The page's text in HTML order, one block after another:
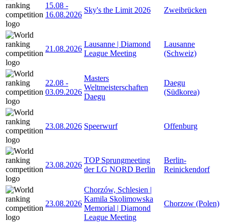
15.08 -
16.08.2026
Sky's the Limit 2026 Zweibrücken
21.08.2026
Lausanne | Diamond
League Meeting
Lausanne
(Schweiz)
22.08 -
03.09.2026
Masters
Weltmeisterschaften
Daegu
Daegu
(Südkorea)
23.08.2026 Speerwurf Offenburg
23.08.2026
TOP Sprungmeeting
der LG NORD Berlin
Berlin-
Reinickendorf
23.08.2026
Chorzów, Schlesien |
Kamila Skolimowska
Memorial | Diamond
League Meeting
Chorzow (Polen)